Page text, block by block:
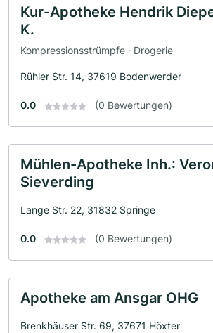
Kur-Apotheke Hendrik
K.
Kompressionsstrümpfe · Drogerie
Rühler Str. 14, 37619 Bodenwerder
0.0 (0 Bewertungen)
Mühlen-Apotheke Inh.:
Sieverding
Lange Str. 22, 31832 Springe
0.0 (0 Bewertungen)
Apotheke am Ansgar OHG
Brenkhäuser Str. 69, 37671 Höxter